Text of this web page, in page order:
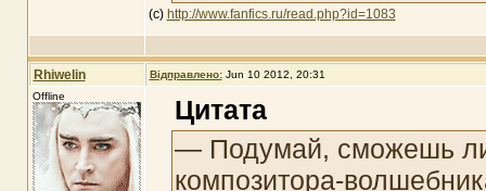
(с) http://www.fanfics.ru/read.php?id=1083
Rhiwelin Відправлено: Jun 10 2012, 20:31
Offline
Цитата
— Подумай, сможешь ли
композитора-